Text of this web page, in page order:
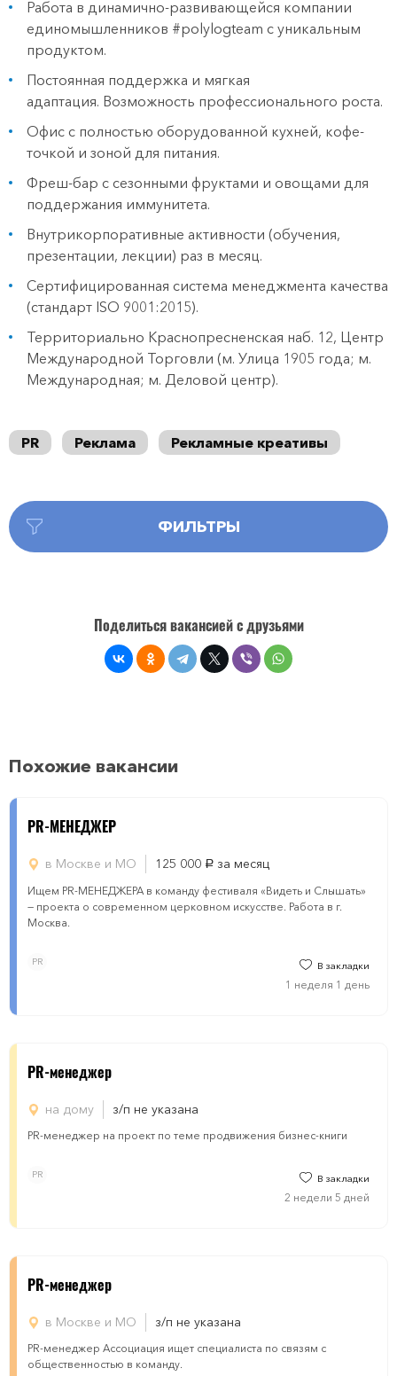
Работа в динамично-развивающейся компании
единомышленников #polylogteam с уникальным
продуктом.
Постоянная поддержка и мягкая
адаптация. Возможность профессионального роста.
Офис с полностью оборудованной кухней, кофе-
точкой и зоной для питания.
Фреш-бар с сезонными фруктами и овощами для
поддержания иммунитета.
Внутрикорпоративные активности (обучения,
презентации, лекции) раз в месяц.
Сертифицированная система менеджмента качества
(стандарт ISO 9001:2015).
Территориально Краснопресненская наб. 12, Центр
Международной Торговли (м. Улица 1905 года; м.
Международная; м. Деловой центр).
PR Реклама Рекламные креативы
ФИЛЬТРЫ
Поделиться вакансией с друзьями
Похожие вакансии
PR-МЕНЕДЖЕР
в Москве и МО 125 000 руб. за месяц
Ищем PR-МЕНЕДЖЕРА в команду фестиваля «Видеть и Слышать»
— проекта о современном церковном искусстве. Работа в г.
Москва.
PR В закладки
1 неделя 1 день
PR-менеджер
на дому з/п не указана
PR-менеджер на проект по теме продвижения бизнес-книги
PR В закладки
2 недели 5 дней
PR-менеджер
в Москве и МО з/п не указана
PR-менеджер Ассоциация ищет специалиста по связям с
общественностью в команду.